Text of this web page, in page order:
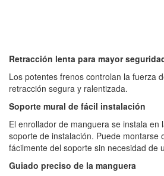
Retracción lenta para mayor
Los potentes frenos controlan la fuerza
retracción segura y ralentizada.
Soporte mural de fácil instalación
El enrollador de manguera se instala en
soporte de instalación. Puede montarse
fácilmente del soporte sin necesidad de
Guiado preciso de la manguera